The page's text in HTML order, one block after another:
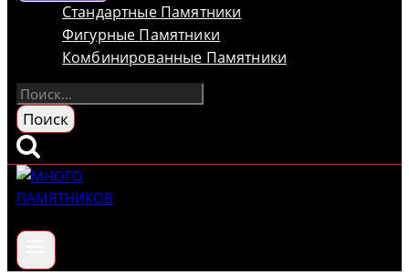
Стандартные Памятники
Фигурные Памятники
Комбинированные Памятники
Найти: